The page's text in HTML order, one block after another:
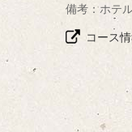
備考：ホテ
コース